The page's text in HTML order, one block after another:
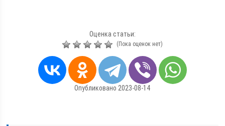
Оценка статьи:
(Пока оценок нет)
Опубликовано 2023-08-14